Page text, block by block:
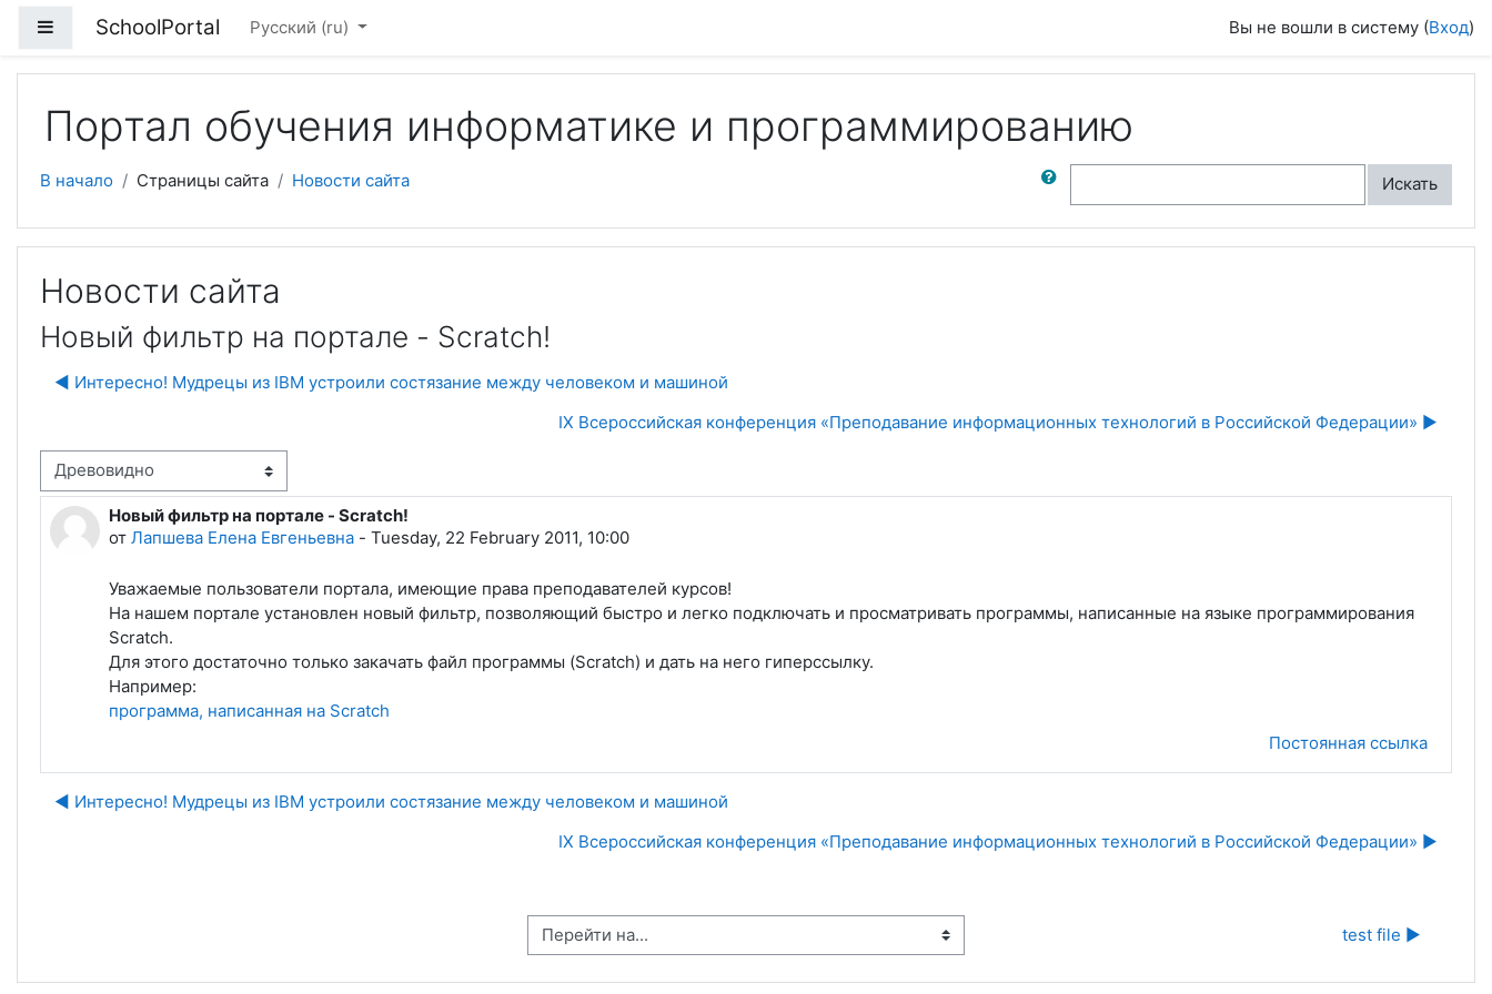
Боковая панель
SchoolPortal Русский ‎(ru)‎ Вы не вошли в систему (Вход)
Портал обучения информатике и программированию
В начало Страницы сайта Новости сайта
Поиск по форумам
Искать
Новости сайта
Новый фильтр на портале - Scratch!
◀︎ Интересно! Мудрецы из IBM устроили состязание между человеком и машиной
IX Всероссийская конференция «Преподавание информационных технологий в Российской Федерации» ▶︎
отображения
Новый фильтр на портале - Scratch!
от Лапшева Елена Евгеньевна - Tuesday, 22 February 2011, 10:00
Количество ответов: 0
Уважаемые пользователи портала, имеющие права преподавателей курсов!
На нашем портале установлен новый фильтр, позволяющий быстро и легко подключать и просматривать программы, написанные на языке программирования
Scratch.
Для этого достаточно только закачать файл программы (Scratch) и дать на него гиперссылку.
Например:
программа, написанная на Scratch
Постоянная ссылка
◀︎ Интересно! Мудрецы из IBM устроили состязание между человеком и машиной
IX Всероссийская конференция «Преподавание информационных технологий в Российской Федерации» ▶︎
Перейти на... test file ▶︎